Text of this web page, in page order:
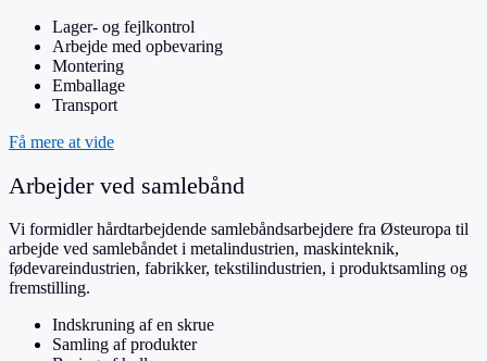
Lager- og fejlkontrol
Arbejde med opbevaring
Montering
Emballage
Transport
Få mere at vide
Arbejder ved samlebånd
Vi formidler hårdtarbejdende samlebåndsarbejdere fra Østeuropa til
arbejde ved samlebåndet i metalindustrien, maskinteknik,
fødevareindustrien, fabrikker, tekstilindustrien, i produktsamling og
fremstilling.
Indskruning af en skrue
Samling af produkter